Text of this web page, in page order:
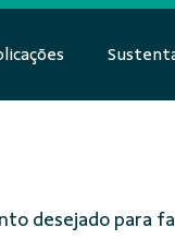
desejado para